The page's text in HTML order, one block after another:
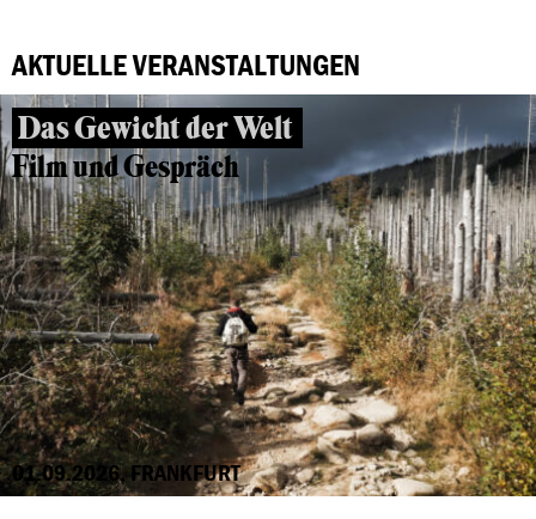
AKTUELLE VERANSTALTUNGEN
Das Gewicht der Welt
Film und Gespräch
01.09.2026, FRANKFURT